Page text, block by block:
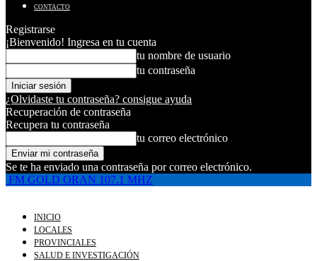
CONTACTO
Registrarse
¡Bienvenido! Ingresa en tu cuenta
tu nombre de usuario
tu contraseña
¿Olvidaste tu contraseña? consigue ayuda
Recuperación de contraseña
Recupera tu contraseña
tu correo electrónico
Se te ha enviado una contraseña por correo electrónico.
FM GOLD ORAN 107.1 MHZ
INICIO
LOCALES
PROVINCIALES
SALUD E INVESTIGACIÓN